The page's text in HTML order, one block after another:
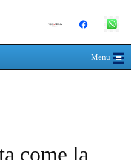
Menu≡
☰
come la